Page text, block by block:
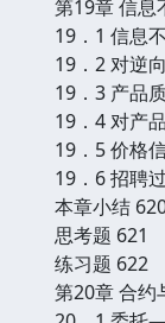
第19章 信息
19．1 信息
19．2 对逆
19．3 产品
19．4 对产
19．5 价格
19．6 招聘
本章小结
思考题 621
练习题 622
第20章 合约